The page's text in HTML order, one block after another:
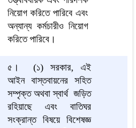
নিয়োগ করিতে পারিবে এবং
অন্যান্য কর্মচারীও নিয়োগ
করিতে পারিবে।
৫।
(১) সরকার, এই
আইন বাস্তবায়নের সহিত
সম্পৃক্ত অথবা স্বার্থ জড়িত
রহিয়াছে এবং বাতিঘর
সংক্রান্ত বিষয়ে বিশেষজ্ঞ